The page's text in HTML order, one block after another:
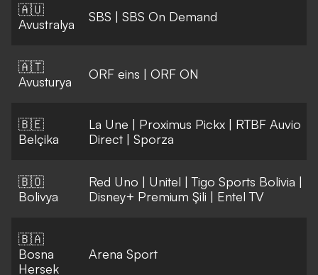
🇦🇺
Avustralya
SBS | SBS On Demand
🇦🇹
Avusturya
ORF eins | ORF ON
🇧🇪
Belçika
La Une | Proximus Pickx | RTBF Auvio
Direct | Sporza
🇧🇴
Bolivya
Red Uno | Unitel |Tigo Sports Bolivia |
Disney+ Premium Şili | Entel TV
🇧🇦
Bosna
Hersek
Arena Sport